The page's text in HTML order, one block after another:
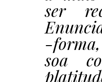
ser
-
soa